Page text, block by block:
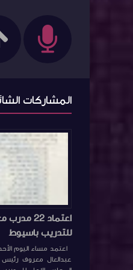
المشاركات
اعتماد 22
للتدريب باسيوط
عبدالعال معروف رئيس